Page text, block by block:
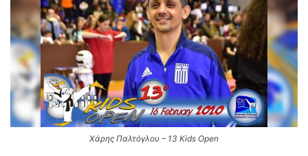
Χάρης Παλτόγλου – 13 Kids Open